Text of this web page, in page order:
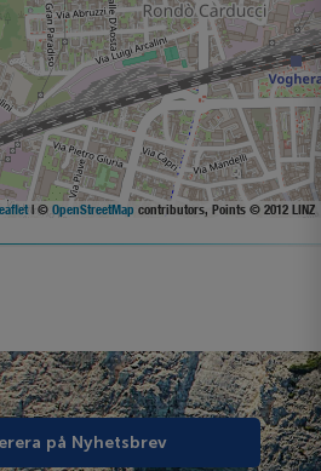
| © OpenStreetMap contributors, Points © 2012 LINZ
på Nyhetsbrev